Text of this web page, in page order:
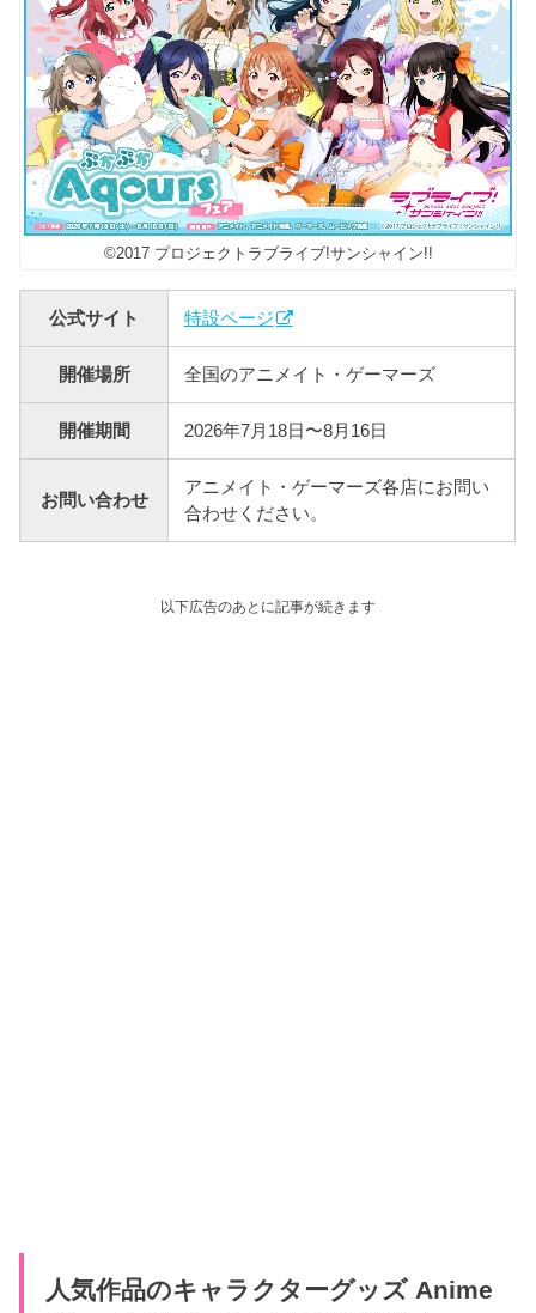
©2017 プロジェクトラブライブ!サンシャイン!!
公式サイト 特設ページ
開催場所 全国のアニメイト・ゲーマーズ
開催期間 2026年7月18日〜8月16日
お問い合わせ
アニメイト・ゲーマーズ各店にお問い
合わせください。
以下広告のあとに記事が続きます
人気作品のキャラクターグッズ Anime